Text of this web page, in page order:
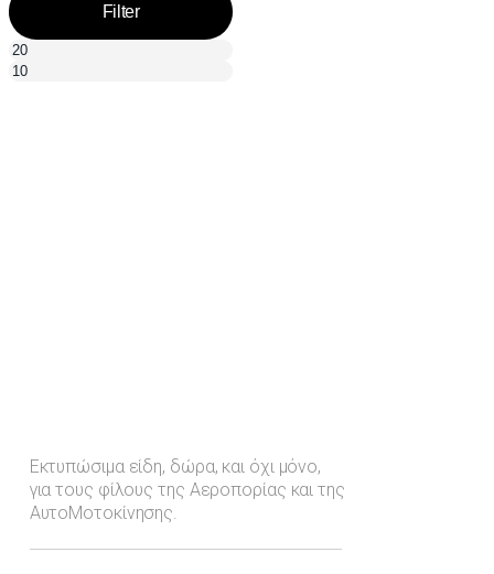
Filter
Εκτυπώσιμα είδη, δώρα, και όχι μόνο,
για τους φίλους της Αεροπορίας και της
ΑυτοΜοτοκίνησης.